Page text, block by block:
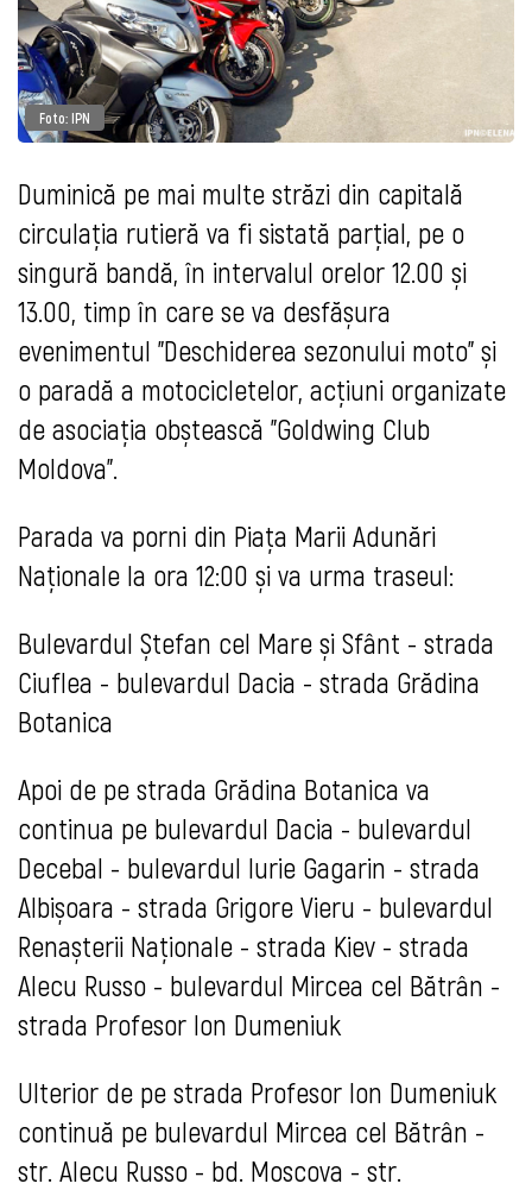
Foto: IPN
Duminică pe mai multe străzi din capitală
circulația rutieră va fi sistată parțial, pe o
singură bandă, în intervalul orelor 12.00 și
13.00, timp în care se va desfășura
evenimentul "Deschiderea sezonului moto” și
o paradă a motocicletelor, acțiuni organizate
de asociația obștească "Goldwing Club
Moldova”.
Parada va porni din Piața Marii Adunări
Naționale la ora 12:00 și va urma traseul:
Bulevardul Ștefan cel Mare și Sfânt - strada
Ciuflea - bulevardul Dacia - strada Grădina
Botanica
Apoi de pe strada Grădina Botanica va
continua pe bulevardul Dacia - bulevardul
Decebal - bulevardul Iurie Gagarin - strada
Albișoara - strada Grigore Vieru - bulevardul
Renașterii Naționale - strada Kiev - strada
Alecu Russo - bulevardul Mircea cel Bătrân -
strada Profesor Ion Dumeniuk
Ulterior de pe strada Profesor Ion Dumeniuk
continuă pe bulevardul Mircea cel Bătrân -
str. Alecu Russo - bd. Moscova - str.